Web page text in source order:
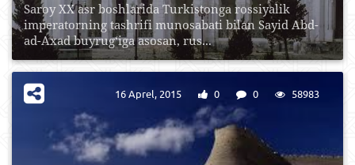
Saroy XX asr boshlarida Turkistonga rossiyalik
imperatorning tashrifi munosabati bilan Sayid Abd-
ad-Axad buyrug‘iga asosan, rus...
16 Aprel, 2015 0 0 58983